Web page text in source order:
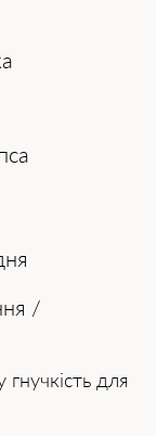
/
для